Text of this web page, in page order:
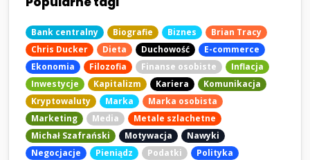
Bank centralny Biografie Biznes
Brian Tracy
Chris Ducker
Dieta Duchowość
E-commerce
Ekonomia
Filozofia Finanse osobiste
Inflacja
Inwestycje
Kapitalizm Kariera
Komunikacja
Kryptowaluty
Marka
Marka osobista
Marketing
Media
Metale szlachetne
Michał Szafrański
Motywacja
Nawyki
Negocjacje
Pieniądz Podatki
Polityka